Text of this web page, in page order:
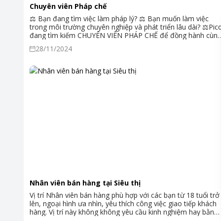
Chuyên viên Pháp chế
⚖ Bạn đang tìm việc làm pháp lý? ⚖ Bạn muốn làm việc
trong môi trường chuyên nghiệp và phát triển lâu dài?
đang tìm kiếm CHUYÊN VIÊN PHÁP CHẾ để đồng hành cùng
đội ngũ nhân sự của chúng tôi!
28/11/2024
Nhân viên bán hàng tại Siêu thị
Vị trí Nhân viên bán hàng phù hợp với các bạn từ 18 tuổi trở
lên, ngoại hình ưa nhìn, yêu thích công việc giao tiếp khách
hàng. Vị trí này không không yêu cầu kinh nghiệm hay bằng